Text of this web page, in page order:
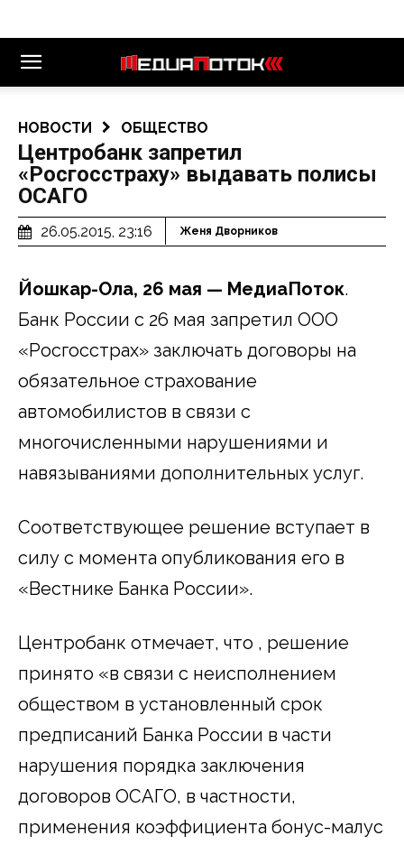
НОВОСТИ ОБЩЕСТВО
Центробанк запретил
«Росгосстраху» выдавать полисы
ОСАГО
26.05.2015, 23:16 Женя Дворников
Йошкар-Ола, 26 мая — МедиаПоток.
Банк России с 26 мая запретил ООО
«Росгосстрах» заключать договоры на
обязательное страхование
автомобилистов в связи с
многочисленными нарушениями и
навязываниями дополнительных услуг.
Соответствующее решение вступает в
силу с момента опубликования его в
«Вестнике Банка России».
Центробанк отмечает, что , решение
принято «в связи с неисполнением
обществом в установленный срок
предписаний Банка России в части
нарушения порядка заключения
договоров ОСАГО, в частности,
применения коэффициента бонус-малус